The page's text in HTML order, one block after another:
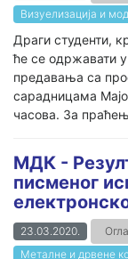
Визуелизација и
Драги студенти,
ће се одржавати
предавања са
сарадницама
часова. За
МДК -
писменог
23.03.2020.
Металне и дрвене